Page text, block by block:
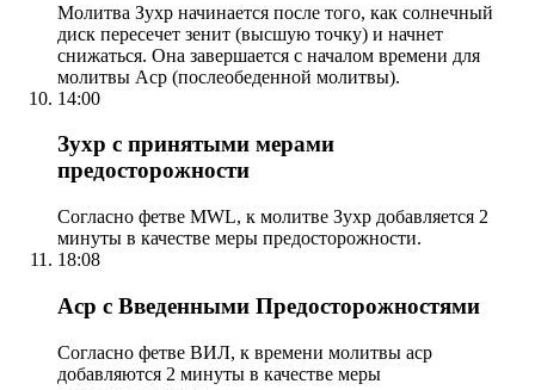
Молитва Зухр начинается после того, как солнечный
диск пересечет зенит (высшую точку) и начнет
снижаться. Она завершается с началом времени для
молитвы Аср (послеобеденной молитвы).
14:00
Зухр с принятыми мерами
предосторожности
Согласно фетве MWL, к молитве Зухр добавляется 2
минуты в качестве меры предосторожности.
18:08
Аср с Введенными Предосторожностями
Согласно фетве ВИЛ, к времени молитвы аср
добавляются 2 минуты в качестве меры